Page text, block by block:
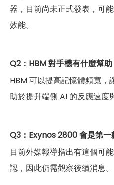
器，目前尚未正式發表，可
效能。
Q2：HBM 對手機有什麼幫助
HBM 可以提高記憶體頻寬
助於提升端側 AI 的反應速度
Q3：Exynos 2800 會是第一
目前外媒報導指出有這個可
認，因此仍需觀察後續消息。